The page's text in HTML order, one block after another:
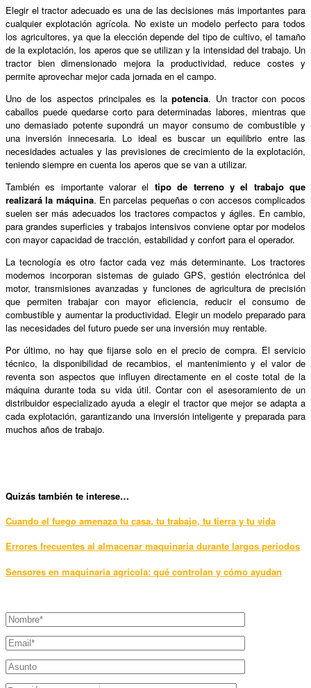
Elegir el tractor adecuado es una de las decisiones más importantes para
cualquier explotación agrícola. No existe un modelo perfecto para todos
los agricultores, ya que la elección depende del tipo de cultivo, el tamaño
de la explotación, los aperos que se utilizan y la intensidad del trabajo. Un
tractor bien dimensionado mejora la productividad, reduce costes y
permite aprovechar mejor cada jornada en el campo.
Uno de los aspectos principales es lapotencia. Un tractor con pocos
caballos puede quedarse corto para determinadas labores, mientras que
uno demasiado potente supondrá un mayor consumo de combustible y
una inversión innecesaria. Lo ideal es buscar un equilibrio entre las
necesidades actuales y las previsiones de crecimiento de la explotación,
teniendo siempre en cuenta los aperos que se van a utilizar.
También es importante valorar el tipo de terreno y el trabajo que
realizará la máquina. En parcelas pequeñas o con accesos complicados
suelen ser más adecuados los tractores compactos y ágiles. En cambio,
para grandes superficies y trabajos intensivos conviene optar por modelos
con mayor capacidad de tracción, estabilidad y confort para el operador.
La tecnología es otro factor cada vez más determinante. Los tractores
modernos incorporan sistemas de guiado GPS, gestión electrónica del
motor, transmisiones avanzadas y funciones de agricultura de precisión
que permiten trabajar con mayor eficiencia, reducir el consumo de
combustible y aumentar la productividad. Elegir un modelo preparado para
las necesidades del futuro puede ser una inversión muy rentable.
Por último, no hay que fijarse solo en el precio de compra. El servicio
técnico, la disponibilidad de recambios, el mantenimiento y el valor de
reventa son aspectos que influyen directamente en el coste total de la
máquina durante toda su vida útil. Contar con el asesoramiento de un
distribuidor especializado ayuda a elegir el tractor que mejor se adapta a
cada explotación, garantizando una inversión inteligente y preparada para
muchos años de trabajo.
Quizás también te interese…
Cuando el fuego amenaza tu casa, tu trabajo, tu tierra y tu vida
Errores frecuentes al almacenar maquinaria durante largos periodos
Sensores en maquinaria agrícola: qué controlan y cómo ayudan